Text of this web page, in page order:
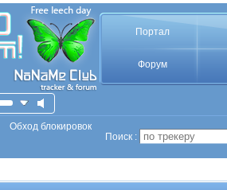
Портал
Форум
Обход блокировок
Поиск :